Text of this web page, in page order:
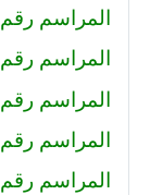
المراسم رقم 228 : محمد حلمي نصار
المراسم رقم 227 : كريم سالم درويش
المراسم رقم 226 : عمرو خالد حسين
المراسم رقم 225 : محمود جمال منتصر